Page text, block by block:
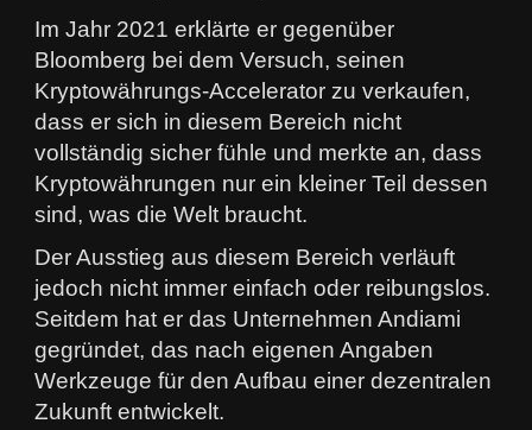
Im Jahr 2021 erklärte er gegenüber
Bloomberg bei dem Versuch, seinen
Kryptowährungs-Accelerator zu verkaufen,
dass er sich in diesem Bereich nicht
vollständig sicher fühle und merkte an, dass
Kryptowährungen nur ein kleiner Teil dessen
sind, was die Welt braucht.
Der Ausstieg aus diesem Bereich verläuft
jedoch nicht immer einfach oder reibungslos.
Seitdem hat er das Unternehmen Andiami
gegründet, das nach eigenen Angaben
Werkzeuge für den Aufbau einer dezentralen
Zukunft entwickelt.